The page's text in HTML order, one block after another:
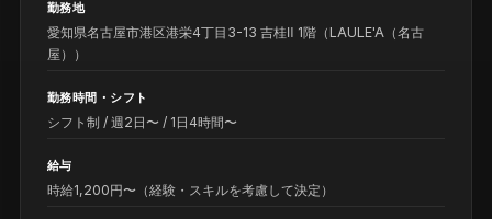
勤務地
愛知県名古屋市港区港栄4丁目3-13 吉桂Ⅱ 1階（LAULE'A（名古
屋））
勤務時間・シフト
シフト制 / 週2日〜 / 1日4時間〜
給与
時給1,200円〜（経験・スキルを考慮して決定）